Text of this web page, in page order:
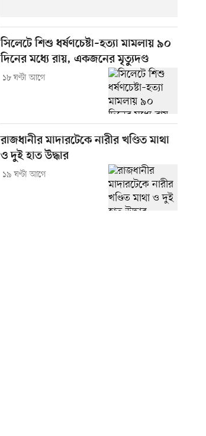
সিলেটে শিশু ধর্ষণচেষ্টা–হত্যা মামলায় ৯০
দিনের মধ্যে রায়, একজনের মৃত্যুদণ্ড
১৮ ঘণ্টা আগে
রাজধানীর মাদারটেকে নারীর খণ্ডিত মাথা
ও দুই হাত উদ্ধার
১৯ ঘণ্টা আগে